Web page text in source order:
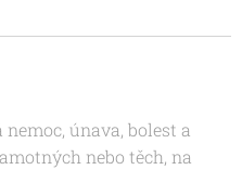
únava, bolest a
nebo těch, na